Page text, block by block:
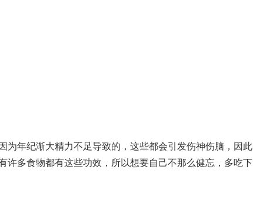
为年纪渐大精力不足导致的，这些都会引发伤神伤脑，因此
许多食物都有这些功效，所以想要自己不那么健忘，多吃下